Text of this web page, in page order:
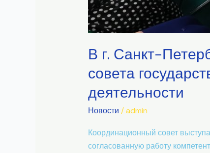
В г. Санкт-
совета
деятельности
Новости /admin
Координационный совет
согласованную работу